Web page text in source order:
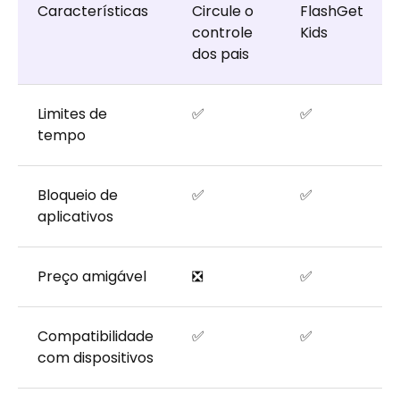
Características
Circule o
controle
dos pais
FlashGet
Kids
Limites de
tempo
✅ ✅
Bloqueio de
aplicativos
✅ ✅
Preço amigável ❎ ✅
Compatibilidade
com dispositivos
✅ ✅